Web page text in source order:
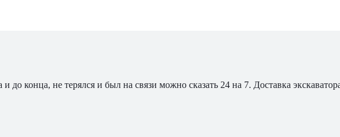
до конца, не терялся и был на связи можно сказать 24 на 7. Доставка